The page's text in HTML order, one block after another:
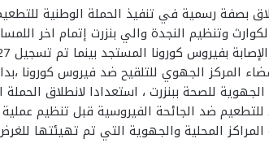
بصفة رسمية في تنفيذ الحملة الوطنية
وتنظيم النجدة والي بنزرت إتمام اخر
المستجد بينما تم تسجيل 27 إصابة جديدة بذات الفيروس.
الجهوي للتلقيح ضد فيروس كورونا
للصحة ببنزرت ، استعدادا لانطلاق الحملة
ضد الجائحة الفيروسية قبل تنظيم عملية
المحلية والجهوية التي تم تهيئتها